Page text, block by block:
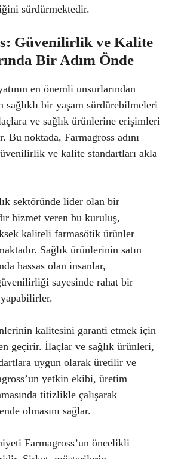
sürdürmektedir.
Güvenilirlik ve Kalite
Bir Adım Önde
en önemli unsurlarından
sağlıklı bir yaşam sürdürebilmeleri
ve sağlık ürünlerine erişimleri
Bu noktada, Farmagross adını
ve kalite standartları akla
sektöründe lider olan bir
hizmet veren bu kuruluş,
kaliteli farmasötik ürünler
Sağlık ürünlerinin satın
hassas olan insanlar,
sayesinde rahat bir
kalitesini garanti etmek için
geçirir. İlaçlar ve sağlık ürünleri,
uygun olarak üretilir ve
yetkin ekibi, üretim
titizlikle çalışarak
olmasını sağlar.
Farmagross’un öncelikli